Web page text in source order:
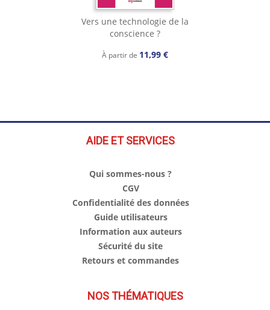
Vers une technologie de la
conscience ?
À partir de 11,99 €
AIDE ET SERVICES
Qui sommes-nous ?
CGV
Confidentialité des données
Guide utilisateurs
Information aux auteurs
Sécurité du site
Retours et commandes
NOS THÉMATIQUES